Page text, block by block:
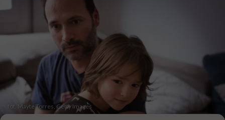
fot. Mayte Torres, Getty Images